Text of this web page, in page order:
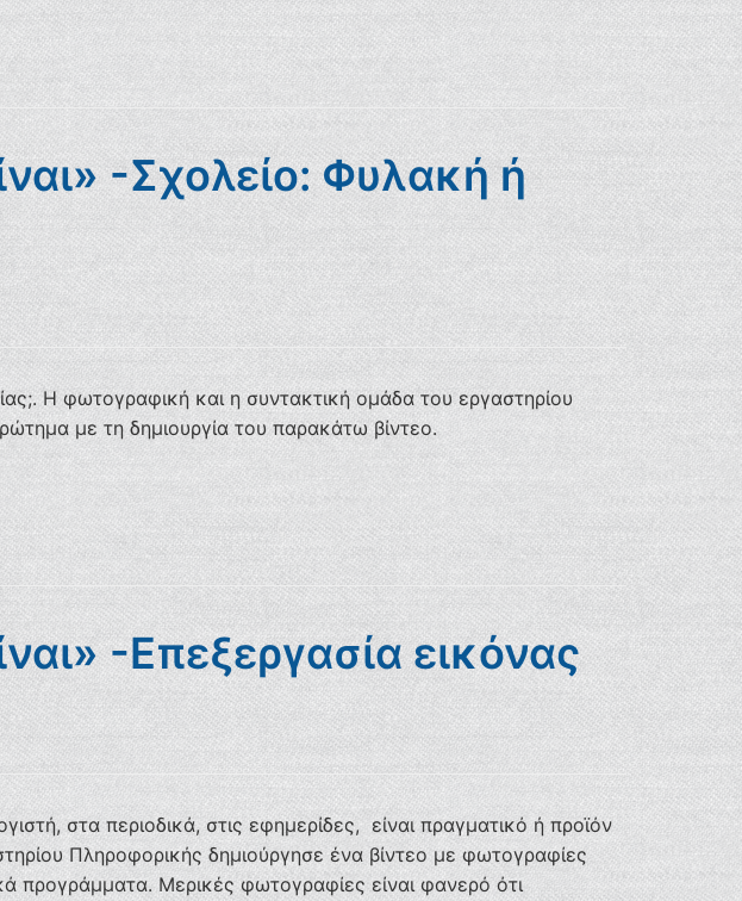
-Σχολείο: Φυλακή ή
Η φωτογραφική και η συντακτική ομάδα του εργαστηρίου
με τη δημιουργία του παρακάτω βίντεο.
-Επεξεργασία εικόνας
στα περιοδικά, στις εφημερίδες, είναι πραγματικό ή προϊόν
Πληροφορικής δημιούργησε ένα βίντεο με φωτογραφίες
προγράμματα. Μερικές φωτογραφίες είναι φανερό ότι